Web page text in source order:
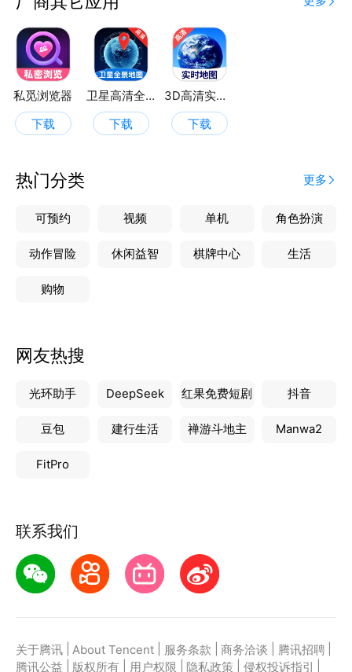
喜运足迹，不仅仅是一个记录旅行的地方，更是你探索
世界、邂逅好运的起点。快来下载，开启属于你的精彩
旅程吧！
私觅浏览器
下载
卫星高清全景地图
下载
3D高清实时地图
下载
热门分类 更多
可预约 视频 单机 角色扮演
动作冒险 休闲益智 棋牌中心 生活
购物
网友热搜
光环助手 DeepSeek 红果免费短剧 抖音
豆包 建行生活 禅游斗地主 Manwa2
FitPro
联系我们
关于腾讯 About Tencent 服务条款 商务洽谈 腾讯招聘
腾讯公益
版权所有 用户权限 隐私政策 侵权投诉指引